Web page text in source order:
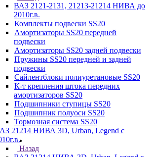
ВАЗ 2121-2131, 21213-21214 НИВА до
2010г.в.
Комплекты подвески SS20
Амортизаторы SS20 передней
подвески
Амортизаторы SS20 задней подвески
Пружины SS20 передней и задней
подвески
Сайлентблоки полиуретановые SS20
К-т крепления штока передних
амортизаторов SS20
Подшипники ступицы SS20
Подшипник полуоси SS20
Тормозная система SS20
21214 НИВА 3D, Urban, Legend c
Назад